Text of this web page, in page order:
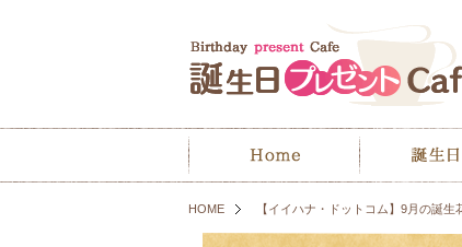
HOME 【イイハナ・ドットコム】9月の誕